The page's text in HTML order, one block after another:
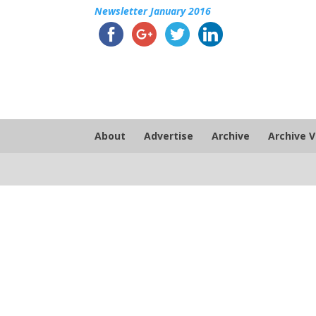
Newsletter January 2016
About Advertise Archive Archive